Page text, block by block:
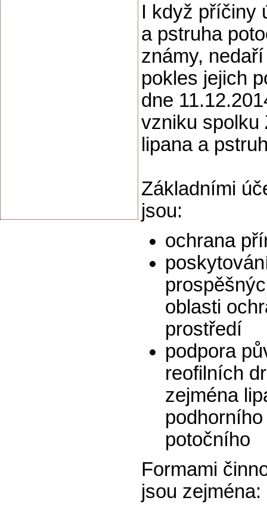
I když příčiny
a pstruha
známy,
pokles jejich
dne
vzniku spolku
lipana a
Základními
jsou:
ochrana
oblasti
prostředí
podpora
reofilních
zejména
potočního
Formami
jsou zejména: